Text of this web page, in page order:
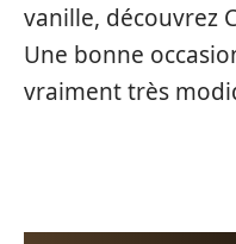
vanille, découvrez
Une bonne
vraiment très